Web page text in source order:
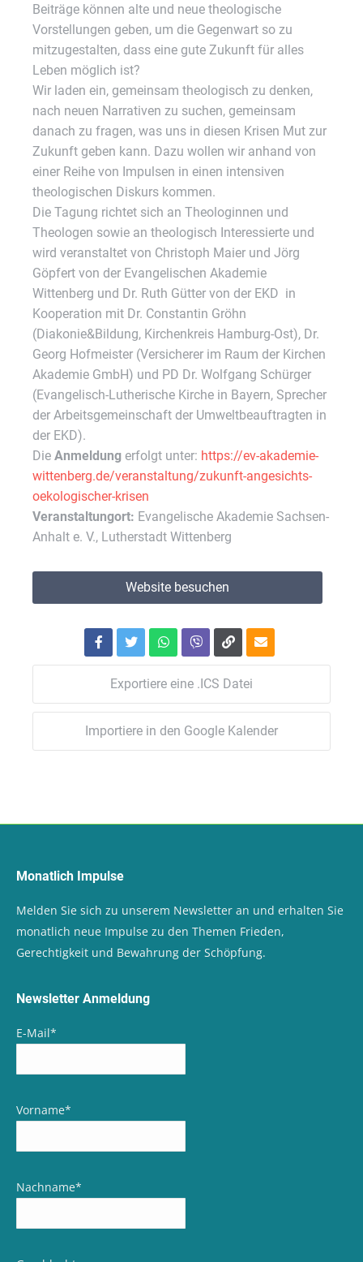
Beiträge können alte und neue theologische
Vorstellungen geben, um die Gegenwart so zu
mitzugestalten, dass eine gute Zukunft für alles
Leben möglich ist?
Wir laden ein, gemeinsam theologisch zu denken,
nach neuen Narrativen zu suchen, gemeinsam
danach zu fragen, was uns in diesen Krisen Mut zur
Zukunft geben kann. Dazu wollen wir anhand von
einer Reihe von Impulsen in einen intensiven
theologischen Diskurs kommen.
Die Tagung richtet sich an Theologinnen und
Theologen sowie an theologisch Interessierte und
wird veranstaltet von Christoph Maier und Jörg
Göpfert von der Evangelischen Akademie
Wittenberg und Dr. Ruth Gütter von der EKD in
Kooperation mit Dr. Constantin Gröhn
(Diakonie&Bildung, Kirchenkreis Hamburg-Ost), Dr.
Georg Hofmeister (Versicherer im Raum der Kirchen
Akademie GmbH) und PD Dr. Wolfgang Schürger
(Evangelisch-Lutherische Kirche in Bayern, Sprecher
der Arbeitsgemeinschaft der Umweltbeauftragten in
der EKD).
Die Anmeldung erfolgt unter: https://ev-akademie-
wittenberg.de/veranstaltung/zukunft-angesichts-
oekologischer-krisen
Veranstaltungort: Evangelische Akademie Sachsen-
Anhalt e. V., Lutherstadt Wittenberg
Website besuchen
Exportiere eine .ICS Datei
Importiere in den Google Kalender
Monatlich Impulse
Melden Sie sich zu unserem Newsletter an und erhalten Sie
monatlich neue Impulse zu den Themen Frieden,
Gerechtigkeit und Bewahrung der Schöpfung.
Newsletter Anmeldung
E-Mail*
Vorname*
Nachname*